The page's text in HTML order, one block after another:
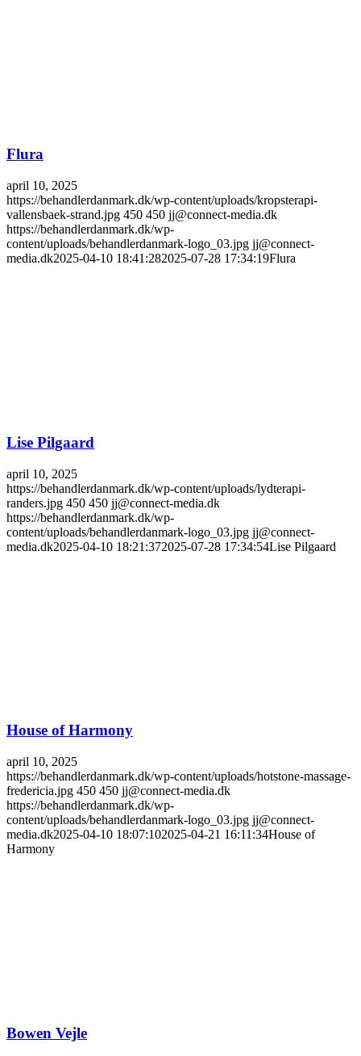
Flura
april 10, 2025
https://behandlerdanmark.dk/wp-content/uploads/kropsterapi-
vallensbaek-strand.jpg 450 450 jj@connect-media.dk
https://behandlerdanmark.dk/wp-
content/uploads/behandlerdanmark-logo_03.jpg jj@connect-
media.dk2025-04-10 18:41:282025-07-28 17:34:19Flura
Lise Pilgaard
april 10, 2025
https://behandlerdanmark.dk/wp-content/uploads/lydterapi-
randers.jpg 450 450 jj@connect-media.dk
https://behandlerdanmark.dk/wp-
content/uploads/behandlerdanmark-logo_03.jpg jj@connect-
media.dk2025-04-10 18:21:372025-07-28 17:34:54Lise Pilgaard
House of Harmony
april 10, 2025
https://behandlerdanmark.dk/wp-content/uploads/hotstone-massage-
fredericia.jpg 450 450 jj@connect-media.dk
https://behandlerdanmark.dk/wp-
content/uploads/behandlerdanmark-logo_03.jpg jj@connect-
media.dk2025-04-10 18:07:102025-04-21 16:11:34House of
Harmony
Bowen Vejle